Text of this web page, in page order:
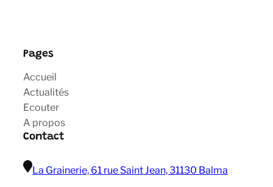
Pages
Accueil
Actualités
Ecouter
A propos
Contact
La Grainerie, 61 rue Saint Jean, 31130 Balma